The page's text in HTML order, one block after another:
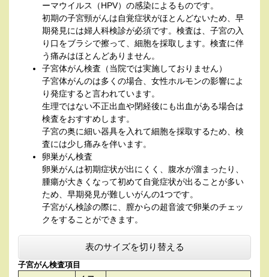
ーマウイルス（HPV）の感染によるものです。
初期の子宮頸がんは自覚症状がほとんどないため、早
期発見には婦人科検診が必須です。検査は、子宮の入
り口をブラシで擦って、細胞を採取します。検査に伴
う痛みはほとんどありません。
子宮体がん検査（当院では実施しておりません）
子宮体がんのは多くの場合、女性ホルモンの影響によ
り発症すると言われています。
生理ではない不正出血や閉経後にも出血がある場合は
検査をおすすめします。
子宮の奥に細い器具を入れて細胞を採取するため、検
査には少し痛みを伴います。
卵巣がん検査
卵巣がんは初期症状が出にくく、腹水が溜まったり、
腫瘍が大きくなって初めて自覚症状が出ることが多い
ため、早期発見が難しいがんの1つです。
子宮がん検診の際に、膣からの超音波で卵巣のチェッ
クをすることができます。
表のサイズを切り替える
子宮がん検査項目